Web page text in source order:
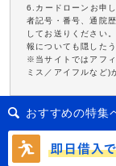
6.カードローンお申
者記号・番号、通院
してお送りください
報についても隠した
※当サイトではアフ
ミス／アイフルなど)
おすすめの特集